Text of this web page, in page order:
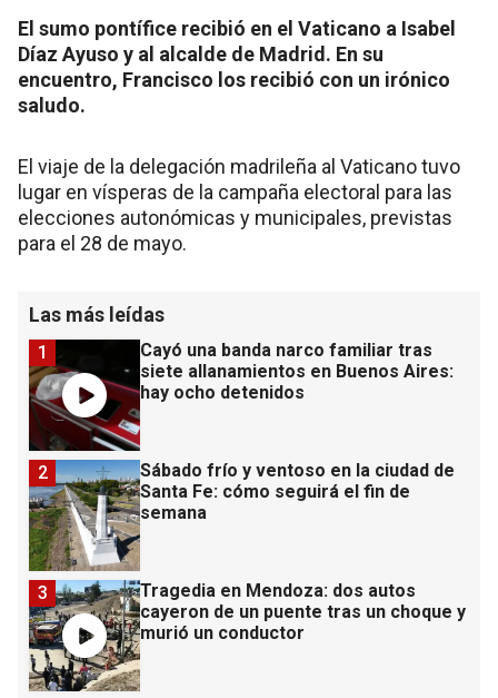
El sumo pontífice recibió en el Vaticano a Isabel
Díaz Ayuso y al alcalde de Madrid. En su
encuentro, Francisco los recibió con un irónico
saludo.
El viaje de la delegación madrileña al Vaticano tuvo
lugar en vísperas de la campaña electoral para las
elecciones autonómicas y municipales, previstas
para el 28 de mayo.
Las más leídas
Cayó una banda narco familiar tras
siete allanamientos en Buenos Aires:
hay ocho detenidos
1
Sábado frío y ventoso en la ciudad de
Santa Fe: cómo seguirá el fin de
semana
2
Tragedia en Mendoza: dos autos
cayeron de un puente tras un choque y
murió un conductor
3